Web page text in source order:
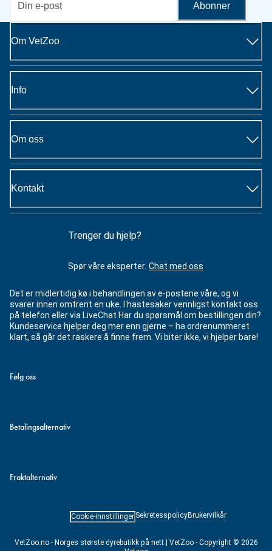
Abonner
Om VetZoo
Info
Om oss
Kontakt
Trenger du hjelp?
Spør våre eksperter. Chat med oss
Det er midlertidig kø i behandlingen av e-postene våre, og vi
svarer innen omtrent en uke. I hastesaker vennligst kontakt oss
på telefon eller via LiveChat Har du spørsmål om bestillingen din?
Kundeservice hjelper deg mer enn gjerne – ha ordrenummeret
klart, så går det raskere å finne frem. Vi biter ikke, vi hjelper bare!
Følg oss
Betalingsalternativ
Fraktalternativ
VetZoo.no - Norges største dyrebutikk på nett | VetZoo - Copyright © 2026
Cookie-innstillinger SekretesspolicyBrukervilkår